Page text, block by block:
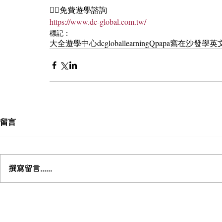
🏄‍♀️免費遊學諮詢
https://www.dc-global.com.tw/
標記：
大全遊學中心dcgloballearningQpapa窩在沙發學英
留言
撰寫留言......